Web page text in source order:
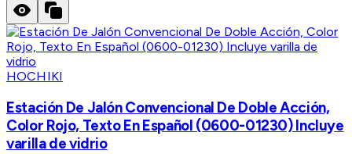
HOCHIKI
Estación De Jalón Convencional De Doble Acción,
Color Rojo, Texto En Español (0600-01230) Incluye
varilla de vidrio